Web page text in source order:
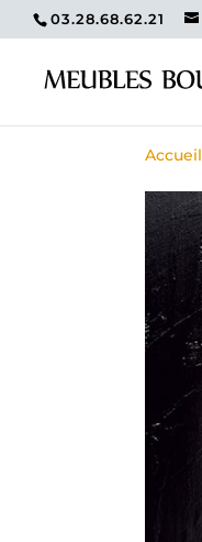
03.28.68.62.21
Accueil